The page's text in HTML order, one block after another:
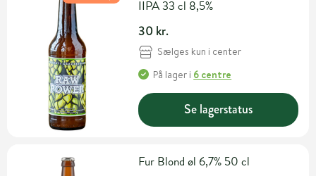
IIPA 33 cl 8,5%
30 kr.
Sælges kun i center
På lager i 6 centre
Se lagerstatus
Fur Blond øl 6,7% 50 cl